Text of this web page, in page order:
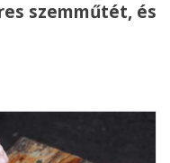
szemműtét, és